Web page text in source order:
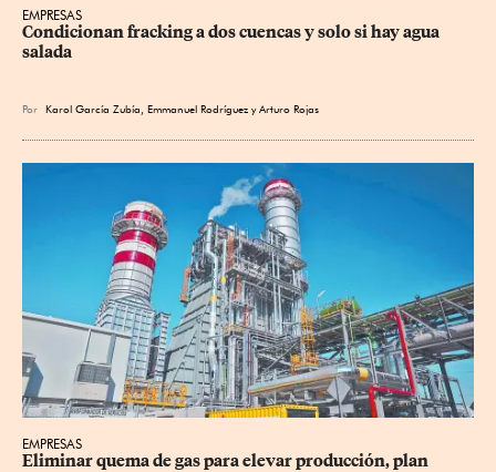
EMPRESAS
Condicionan fracking a dos cuencas y solo si hay agua
salada
Por Karol García Zubía, Emmanuel Rodríguez yArturo Rojas
EMPRESAS
Eliminar quema de gas para elevar producción, plan